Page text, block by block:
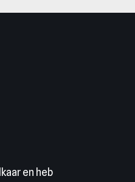
en heb